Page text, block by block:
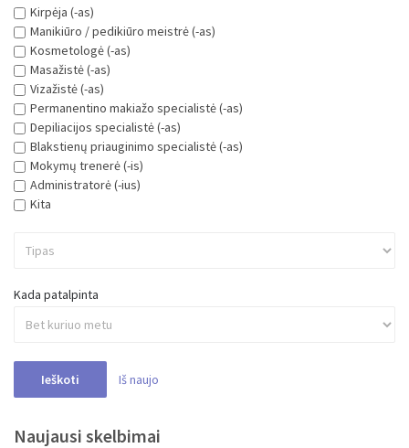
Kirpėja (-as)
Manikiūro / pedikiūro meistrė (-as)
Kosmetologė (-as)
Masažistė (-as)
Vizažistė (-as)
Permanentino makiažo specialistė (-as)
Depiliacijos specialistė (-as)
Blakstienų priauginimo specialistė (-as)
Mokymų trenerė (-is)
Administratorė (-ius)
Kita
Kada patalpinta
Ieškoti Iš naujo
Naujausi skelbimai